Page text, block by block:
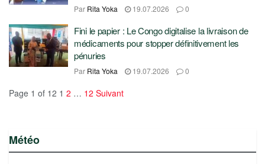
Par Rita Yoka 19.07.2026 0
Fini le papier : Le Congo digitalise la livraison de
médicaments pour stopper définitivement les
pénuries
Par Rita Yoka 19.07.2026 0
Page 1 of 12 1 2 … 12 Suivant
Météo